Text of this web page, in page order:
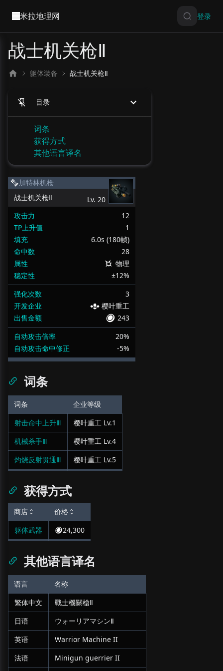
米拉地理网 登录
战士机关枪Ⅱ
躯体装备 战士机关枪Ⅱ
目录
词条
获得方式
其他语言译名
加特林机枪
战士机关枪Ⅱ
Lv. 20
攻击力
12
TP上升值
1
填充
6.0s (180帧)
命中数
28
属性
物理
稳定性
±12%
强化次数
3
开发企业
樱叶重工
出售金额
243
自动攻击倍率
20%
自动攻击命中修正
-5%
词条
词条
企业等级
射击命中上升Ⅲ
樱叶重工 Lv.1
机械杀手Ⅲ
樱叶重工 Lv.4
灼烧反射贯通Ⅲ
樱叶重工 Lv.5
获得方式
商店
价格
躯体武器
24,300
其他语言译名
语言
名称
繁体中文
戰士機關槍Ⅱ
日语
ウォーリアマシンⅡ
英语
Warrior Machine II
法语
Minigun guerrier II